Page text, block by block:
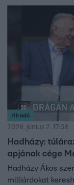
Híradó
2026. június 2. 17:08
Hadházy:
apjának cége
Hadházy Ákos
milliárdokat